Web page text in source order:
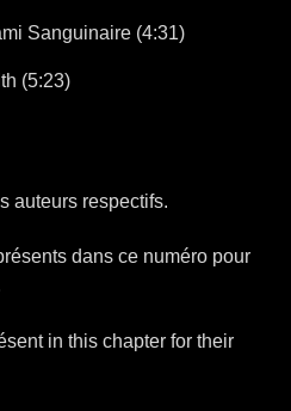
Sanguinaire (4:31)
(5:23)
auteurs respectifs.
dans ce numéro pour
in this chapter for their